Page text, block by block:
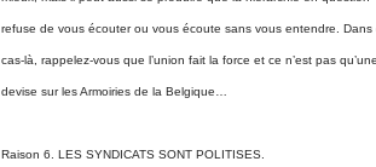
refuse de vous écouter ou vous écoute sans vous entendre. Dans
cas-là, rappelez-vous que l’union fait la force et ce n’est pas qu’une
devise sur les Armoiries de la Belgique…
Raison 6. LES SYNDICATS SONT POLITISES.